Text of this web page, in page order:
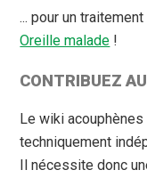
... pour un
Oreille malade !
CONTRIBUEZ
Le wiki
techniquement
Il nécessite donc